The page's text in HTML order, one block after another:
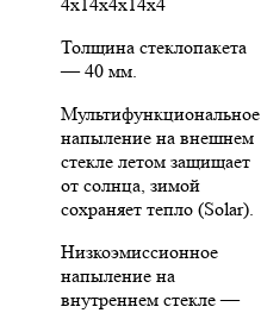
Толщина стеклопакета
— 40 мм.
Мультифункциональное
напыление на внешнем
стекле летом защищает
от солнца, зимой
сохраняет тепло (Solar).
Низкоэмиссионное
напыление на
внутреннем стекле —